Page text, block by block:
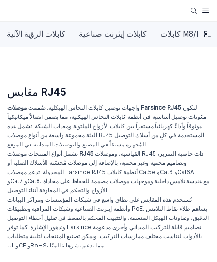
كابلات الرؤية الآلية كابلات إيثرنت صناعية كابلات M8/M12
مقابس RJ45
واجهات توصيل كابلات النحاس الهيكلية. صُممت موصلات Farsince RJ45
مكونات توصيل أساسية في أنظمة كابلات النحاس الهيكلية، مما يضمن اتصالاً ميكانيكياً
موثوقاً وأداءً كهربائياً مستقراً بين كابلات الأزواج الملتوية ومعدات الشبكة. تشمل هذه
الفئة مجموعة واسعة من أنواع موصلات RJ45 المستخدمة في كلٍ من أسلاك التوصيل
المُجهزة مسبقاً في المصنع والتوصيلات الميدانية في الموقع.
RJ45
وتصاميم محمية وغير محمية، بالإضافة إلى موصلات مُحسّنة للأسلاك الصلبة أو
المجدولة. تدعم موصلات Farsince RJ45 أنظمة كابلات Cat5e وCat6 وCat6A
وCat7 وCat8، مع هندسة تلامس داخلية وموجهات موصلات مصممة للحفاظ على محاذاة
الأزواج والتحكم في المعاوقة أثناء التوصيل.
تُستخدم هذه المقابس على نطاق واسع في شبكات المؤسسات ومراكز البيانات
وأنظمة إيثرنت الصناعية وشبكات المراقبة وتطبيقات PoE. يساهم طلاء نقاط التلامس
الدقيق، وتفاوتات الهيكل المتسقة، والتثبيت المحكم بالضغط في تقليل أخطاء التوصيل
وتدهور الإشارة. كما توفر Farsince تصاميم قابلة للتركيب الميداني وأخرى مدعومة
بالأدوات لتناسب مختلف ممارسات التركيب. ويمكن تصنيع المنتجات لتلبية متطلبات
UL وCE وRoHS، مما يدعم نشرها عالميًا.